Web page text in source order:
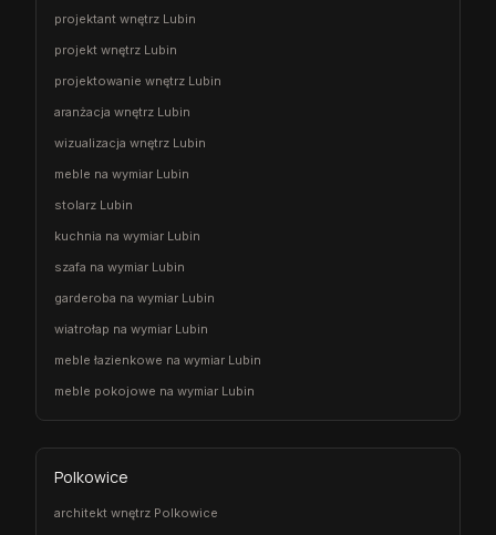
projektant wnętrz Lubin
projekt wnętrz Lubin
projektowanie wnętrz Lubin
aranżacja wnętrz Lubin
wizualizacja wnętrz Lubin
meble na wymiar Lubin
stolarz Lubin
kuchnia na wymiar Lubin
szafa na wymiar Lubin
garderoba na wymiar Lubin
wiatrołap na wymiar Lubin
meble łazienkowe na wymiar Lubin
meble pokojowe na wymiar Lubin
Polkowice
architekt wnętrz Polkowice